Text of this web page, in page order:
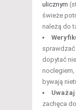
ulicznym
świeże
należą do
dopytać
bywają
zachęca